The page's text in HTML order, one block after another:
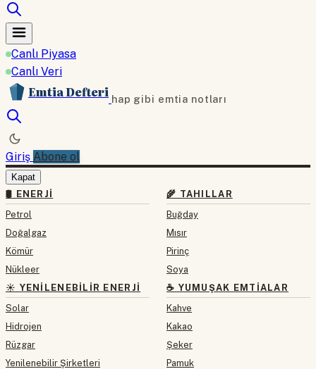
Canlı Piyasa
Canlı Veri
Emtia Defteri hap gibi emtia notları
Giriş Abone ol
Kapat
🛢 ENERJI
Petrol
Doğalgaz
Kömür
Nükleer
☀️ YENILENEBILIR ENERJI
Solar
Hidrojen
Rüzgar
Yenilenebilir Şirketleri
🌾 TAHILLAR
Buğday
Mısır
Pirinç
Soya
☕ YUMUŞAK EMTIALAR
Kahve
Kakao
Şeker
Pamuk